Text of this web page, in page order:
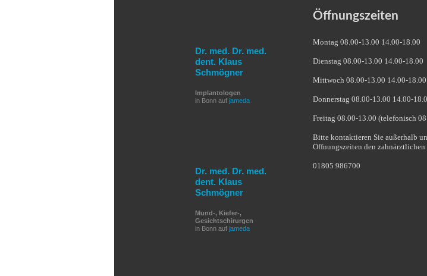
Dr. med. Dr. med.
dent. Klaus
Schmögner
Implantologen
in Bonn auf jameda
Dr. med. Dr. med.
dent. Klaus
Schmögner
Mund-, Kiefer-,
Gesichtschirurgen
in Bonn auf jameda
Öffnungszeiten
Montag 08.00-13.00 14.00-18.00
Dienstag 08.00-13.00 14.00-18.00
Mittwoch 08.00-13.00 14.00-18.00
Donnerstag 08.00-13.00 14.00-
Freitag 08.00-13.00 (telefonisch
Bitte kontaktieren Sie außerhalb
Öffnungszeiten den
01805 986700